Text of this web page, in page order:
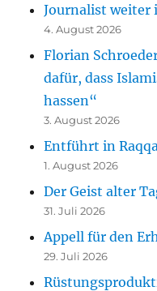
Journalist weiter
4. August 2026
Florian
dafür, dass
hassen“
3. August 2026
Entführt in
1. August 2026
Der Geist alter
31. Juli 2026
Appell für den
29. Juli 2026